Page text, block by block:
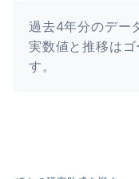
過去4年分のデー
実数値と推移は
す。